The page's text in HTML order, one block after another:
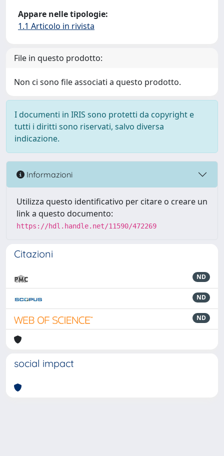
Appare nelle tipologie:
1.1 Articolo in rivista
File in questo prodotto:
Non ci sono file associati a questo prodotto.
I documenti in IRIS sono protetti da copyright e
tutti i diritti sono riservati, salvo diversa
indicazione.
Informazioni
Utilizza questo identificativo per citare o creare un
link a questo documento:
https://hdl.handle.net/11590/472269
Citazioni
ND
ND
ND
social impact